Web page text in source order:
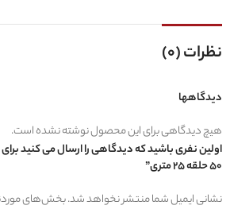
نظرات (0)
دیدگاهها
هیچ دیدگاهی برای این محصول نوشته نشده است.
اولین نفری باشید که دیدگاهی را ارسال می کنید
50 حلقه 25 متری”
نشانی ایمیل شما منتشر نخواهد شد.بخش‌های